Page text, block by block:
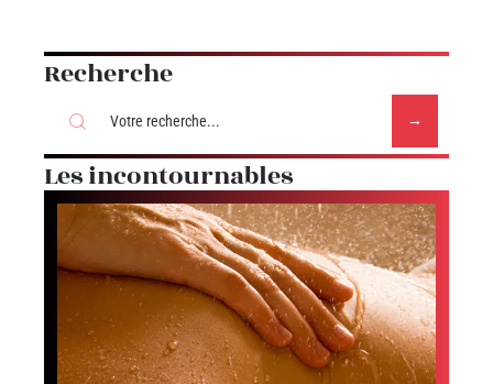
Recherche
Les incontournables